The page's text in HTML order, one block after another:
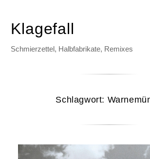
Klagefall
Schmierzettel, Halbfabrikate, Remixes
Schlagwort: